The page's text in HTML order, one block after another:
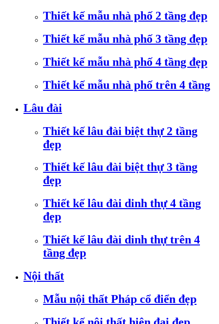
Thiết kế mẫu nhà phố 2 tầng đẹp
Thiết kế mẫu nhà phố 3 tầng đẹp
Thiết kế mẫu nhà phố 4 tầng đẹp
Thiết kế mẫu nhà phố trên 4 tầng
Lâu đài
Thiết kế lâu đài biệt thự 2 tầng
đẹp
Thiết kế lâu đài biệt thự 3 tầng
đẹp
Thiết kế lâu đài dinh thự 4 tầng
đẹp
Thiết kế lâu đài dinh thự trên 4
tầng đẹp
Nội thất
Mẫu nội thất Pháp cổ điển đẹp